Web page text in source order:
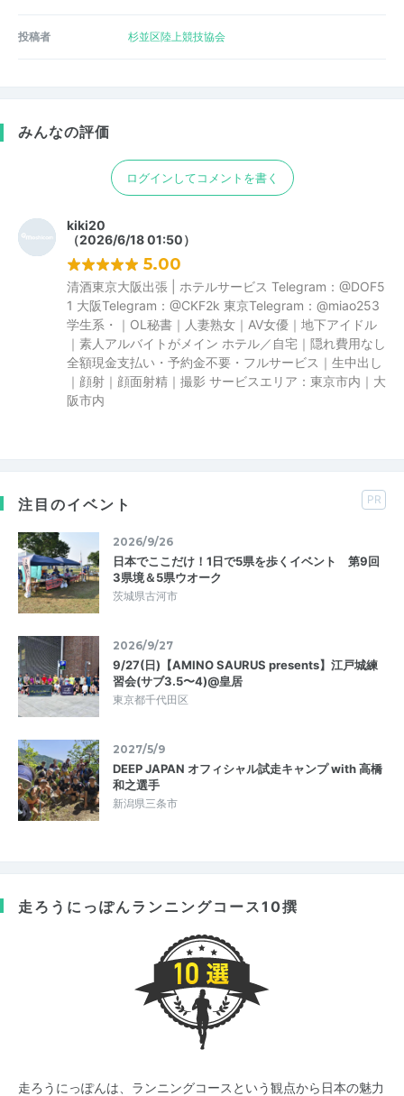
投稿者 杉並区陸上競技協会
みんなの評価
ログインしてコメントを書く
kiki20
（2026/6/18 01:50）
5.00
清酒東京大阪出張 | ホテルサービス Telegram：@DOF5
1 大阪Telegram：@CKF2k 東京Telegram：@miao253
学生系・｜OL秘書｜人妻熟女｜AV女優｜地下アイドル
｜素人アルバイトがメイン ホテル／自宅｜隠れ費用なし
全額現金支払い・予約金不要・フルサービス｜生中出し
｜顔射｜顔面射精｜撮影 サービスエリア：東京市内｜大
阪市内
注目のイベント PR
2026/9/26
日本でここだけ！1日で5県を歩くイベント 第9回
3県境＆5県ウオーク
茨城県古河市
2026/9/27
9/27(日)【AMINO SAURUS presents】江戸城練
習会(サブ3.5〜4)@皇居
東京都千代田区
2027/5/9
DEEP JAPAN オフィシャル試走キャンプ with 高橋
和之選手
新潟県三条市
走ろうにっぽんランニングコース10撰
走ろうにっぽんは、ランニングコースという観点から日本の魅力